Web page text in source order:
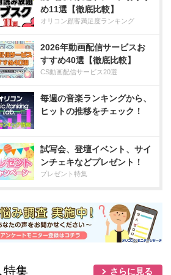
め11選【徹底比較】
オリコン顧客満足度ランキング
2026年動画配信サービスお
すすめ40選【徹底比較】
CS動画配信サービス20選
毎週の音楽ランキングから、
ヒットの推移をチェック！
試写会、登壇イベント、サイ
ンチェキなどプレゼント！
プレゼント特集
特集 さらに見る